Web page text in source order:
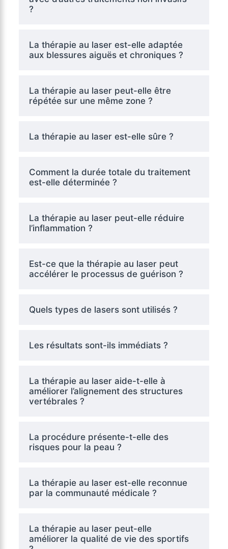
?
La thérapie au laser est-elle adaptée
aux blessures aiguës et chroniques ?
La thérapie au laser peut-elle être
répétée sur une même zone ?
La thérapie au laser est-elle sûre ?
Comment la durée totale du traitement
est-elle déterminée ?
La thérapie au laser peut-elle réduire
l’inflammation ?
Est-ce que la thérapie au laser peut
accélérer le processus de guérison ?
Quels types de lasers sont utilisés ?
Les résultats sont-ils immédiats ?
La thérapie au laser aide-t-elle à
améliorer l’alignement des structures
vertébrales ?
La procédure présente-t-elle des
risques pour la peau ?
La thérapie au laser est-elle reconnue
par la communauté médicale ?
La thérapie au laser peut-elle
améliorer la qualité de vie des sportifs